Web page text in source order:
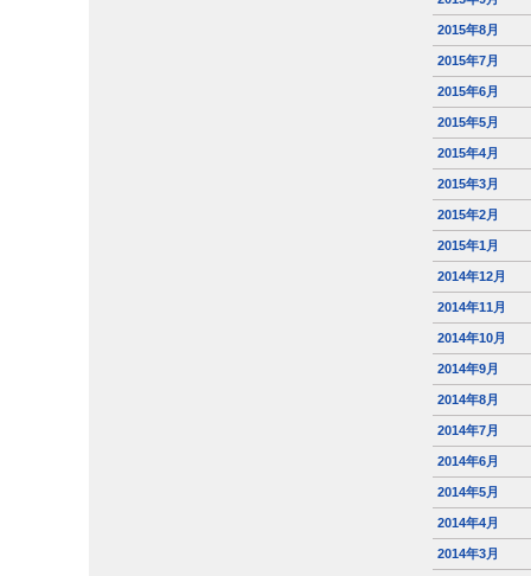
2015年8月
2015年7月
2015年6月
2015年5月
2015年4月
2015年3月
2015年2月
2015年1月
2014年12月
2014年11月
2014年10月
2014年9月
2014年8月
2014年7月
2014年6月
2014年5月
2014年4月
2014年3月